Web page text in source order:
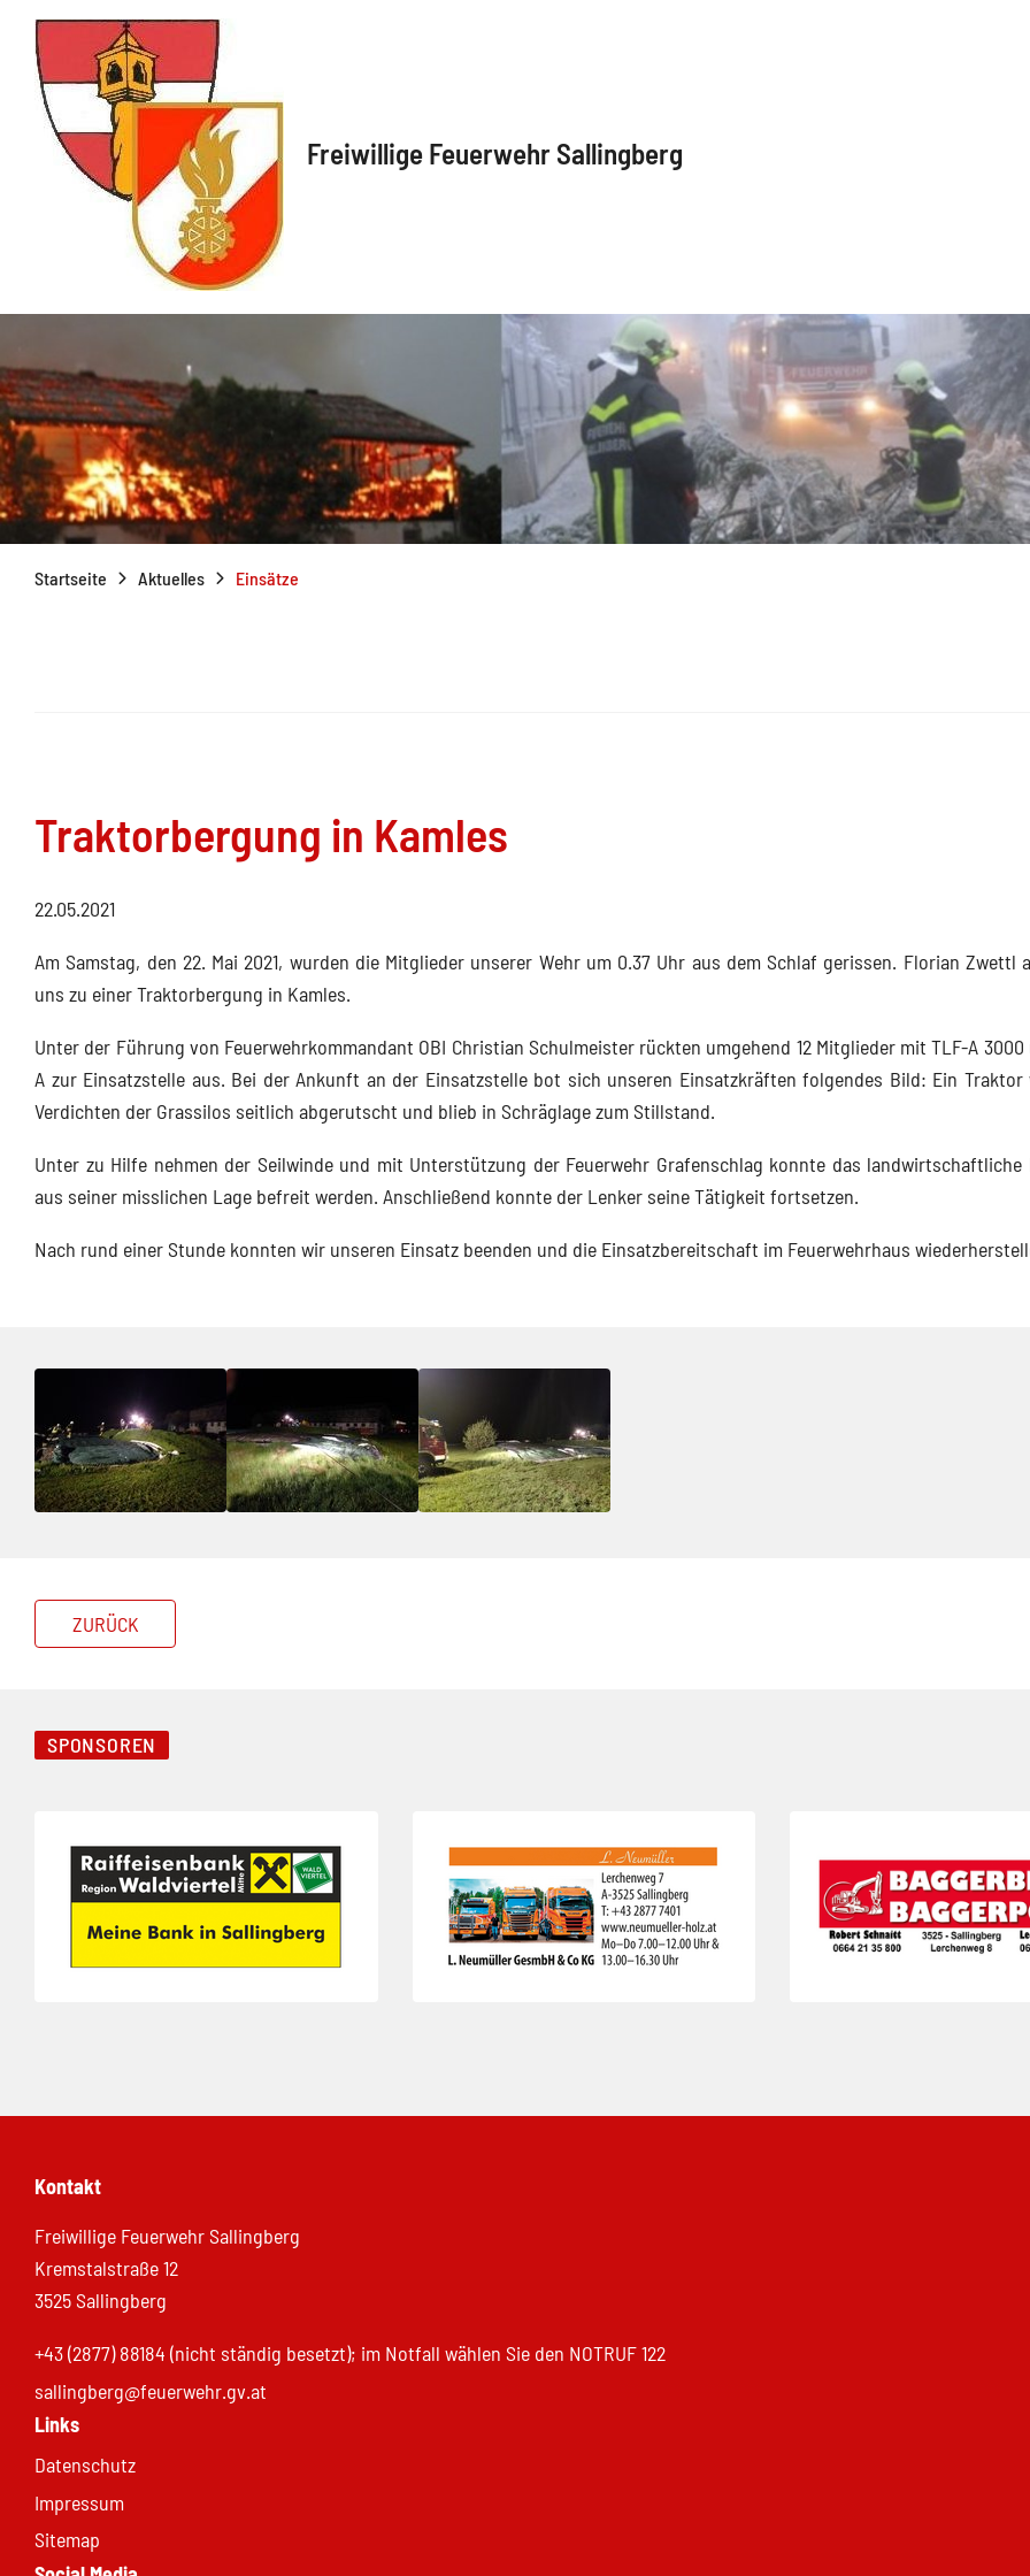
Freiwillige Feuerwehr Sallingberg
Startseite Aktuelles Einsätze
Traktorbergung in Kamles
22.05.2021
Am Samstag, den 22. Mai 2021, wurden die Mitglieder unserer Wehr um 0.37 Uhr aus dem Schlaf gerissen. Florian Zwettl
uns zu einer Traktorbergung in Kamles.
Unter der Führung von Feuerwehrkommandant OBI Christian Schulmeister rückten umgehend 12 Mitglieder mit TLF-A 3000
A zur Einsatzstelle aus. Bei der Ankunft an der Einsatzstelle bot sich unseren Einsatzkräften folgendes Bild: Ein Traktor
Verdichten der Grassilos seitlich abgerutscht und blieb in Schräglage zum Stillstand.
Unter zu Hilfe nehmen der Seilwinde und mit Unterstützung der Feuerwehr Grafenschlag konnte das landwirtschaftliche
aus seiner misslichen Lage befreit werden. Anschließend konnte der Lenker seine Tätigkeit fortsetzen.
Nach rund einer Stunde konnten wir unseren Einsatz beenden und die Einsatzbereitschaft im Feuerwehrhaus
ZURÜCK
SPONSOREN
Kontakt
Freiwillige Feuerwehr Sallingberg
Kremstalstraße 12
3525 Sallingberg
+43 (2877) 88184 (nicht ständig besetzt); im Notfall wählen Sie den NOTRUF 122
sallingberg@feuerwehr.gv.at
Links
Datenschutz
Impressum
Sitemap